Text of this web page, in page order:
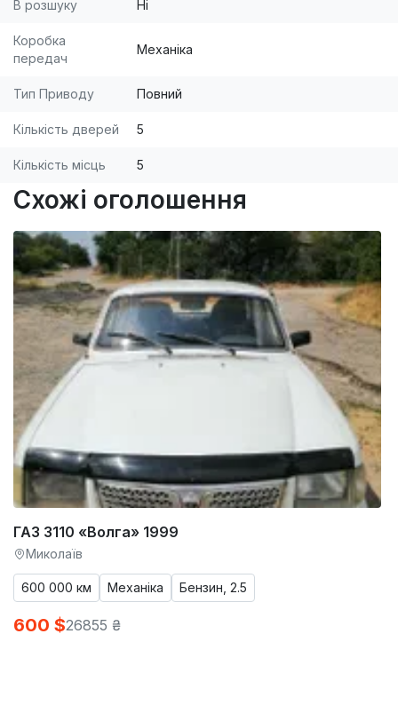
В розшуку Ні
Коробка
передач
Механіка
Тип Приводу Повний
Кількість дверей 5
Кількість місць 5
Схожі оголошення
ГАЗ 3110 «Волга» 1999
Миколаїв
600 000 км Механіка Бензин, 2.5
600 $26855 ₴